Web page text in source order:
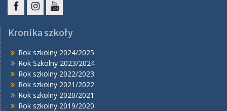
Kronika szkoły
Rok szkolny 2024/2025
Rok Szkolny 2023/2024
Rok szkolny 2022/2023
Rok szkolny 2021/2022
Rok szkolny 2020/2021
Rok szkolny 2019/2020